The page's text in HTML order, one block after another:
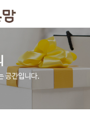
where wr_is_comment
and wr_id <> '2713'